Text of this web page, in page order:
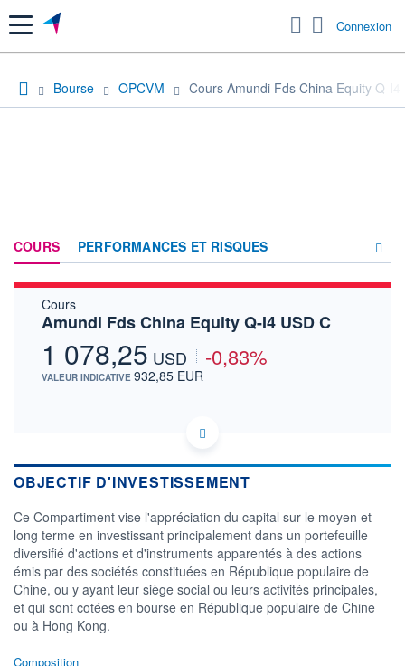
Menu Connexion
Bourse OPCVM Cours Amundi Fds China Equity Q-I4
COURS PERFORMANCES ET RISQUES
FORUM
Cours
Amundi Fds China Equity Q-I4 USD C
1 078,25 USD -0,83%
VALEUR INDICATIVE 932,85 EUR
LU1880384331 - Amundi Luxembourg S.A.
OPCVM DERNIER COURS CONNU AU 06/08/2026
05/12 13/04
1 000
1 100
1 200
CATÉGORIE MORNINGSTAR
OBJECTIF D'INVESTISSEMENT
Ce Compartiment vise l'appréciation du capital sur le moyen et
long terme en investissant principalement dans un portefeuille
diversifié d'actions et d'instruments apparentés à des actions
émis par des sociétés constituées en République populaire de
Chine, ou y ayant leur siège social ou leurs activités principales,
et qui sont cotées en bourse en République populaire de Chine
ou à Hong Kong.
Composition